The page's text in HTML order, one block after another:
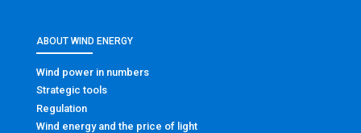
ABOUT WIND ENERGY
Wind power in numbers
Strategic tools
Regulation
Wind energy and the price of light